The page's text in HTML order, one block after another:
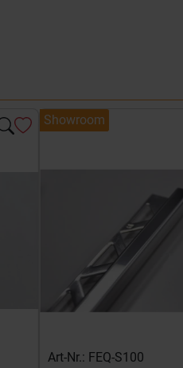
Showroom
Art-Nr.: FEQ-S100